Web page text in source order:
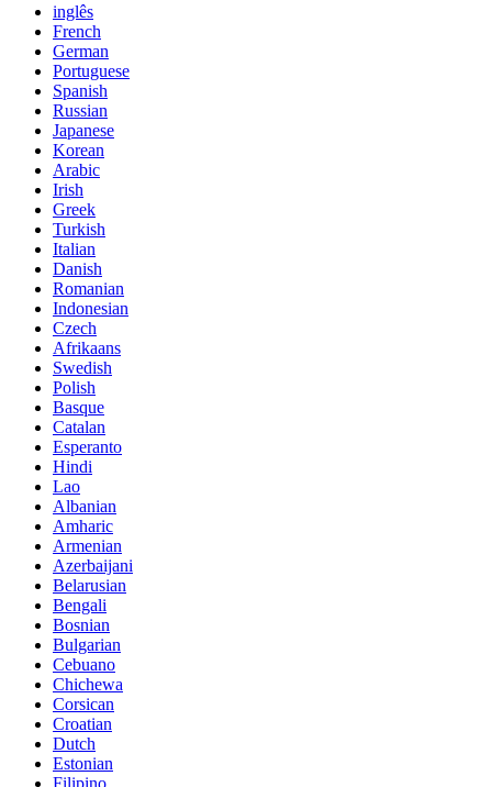
inglês
French
German
Portuguese
Spanish
Russian
Japanese
Korean
Arabic
Irish
Greek
Turkish
Italian
Danish
Romanian
Indonesian
Czech
Afrikaans
Swedish
Polish
Basque
Catalan
Esperanto
Hindi
Lao
Albanian
Amharic
Armenian
Azerbaijani
Belarusian
Bengali
Bosnian
Bulgarian
Cebuano
Chichewa
Corsican
Croatian
Dutch
Estonian
Filipino